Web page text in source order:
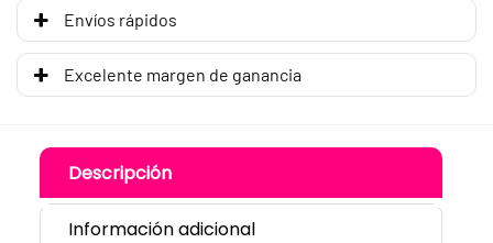
Envíos rápidos
Excelente margen de ganancia
Descripción
Información adicional